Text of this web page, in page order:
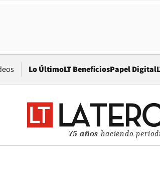
Lo ÚltimoLT BeneficiosPapel Digital
75 años haciendo